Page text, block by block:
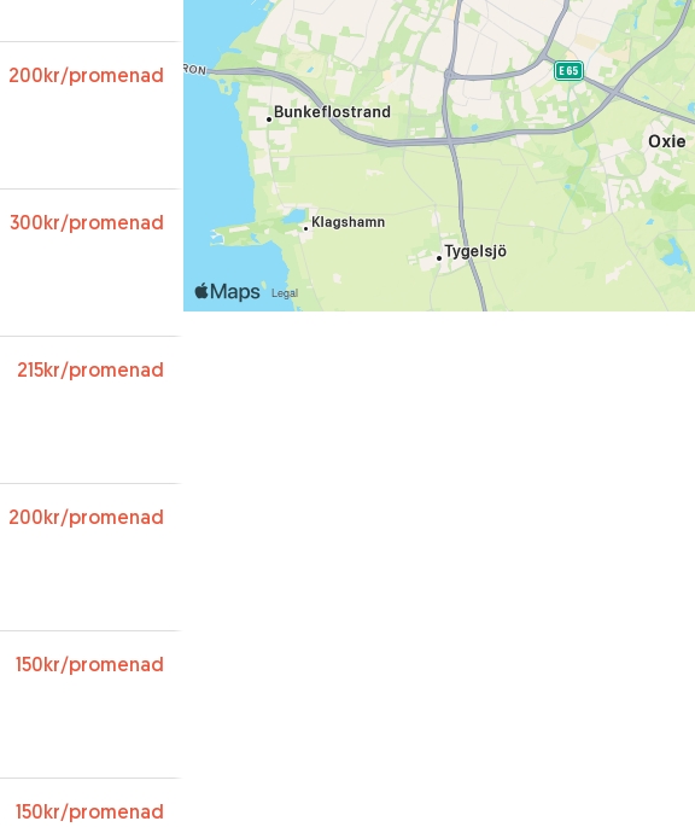
200kr/promenad
300kr/promenad
215kr/promenad
200kr/promenad
150kr/promenad
150kr/promenad